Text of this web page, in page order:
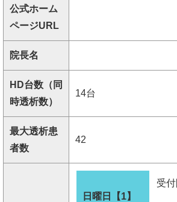
公式ホーム
ページURL
院長名
HD台数（同
時透析数）
14台
最大透析患
者数
42
日曜日【1】
受付